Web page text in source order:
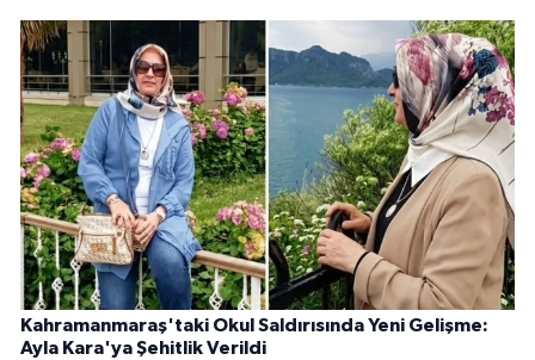
Kahramanmaraş'taki Okul Saldırısında Yeni Gelişme:
Ayla Kara'ya Şehitlik Verildi